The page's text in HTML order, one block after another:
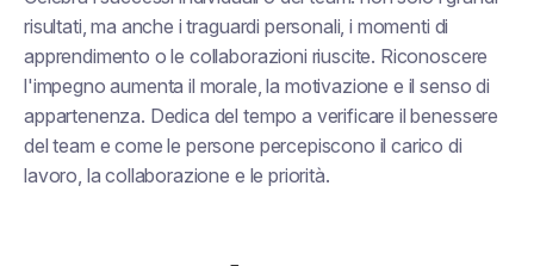
risultati, ma anche i traguardi personali, i momenti di
apprendimento o le collaborazioni riuscite. Riconoscere
l'impegno aumenta il morale, la motivazione e il senso di
appartenenza. Dedica del tempo a verificare il benessere
del team e come le persone percepiscono il carico di
lavoro, la collaborazione e le priorità.